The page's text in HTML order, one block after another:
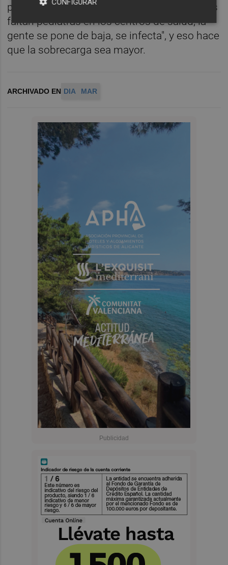
puede con los medios que tiene, y ahora nos
faltan pediatras en los centros de salud, la
gente se pone de baja, se infecta", y eso hace
que la sobrecarga sea mayor.
ARCHIVADO EN DIA MAR
CONFIGURAR